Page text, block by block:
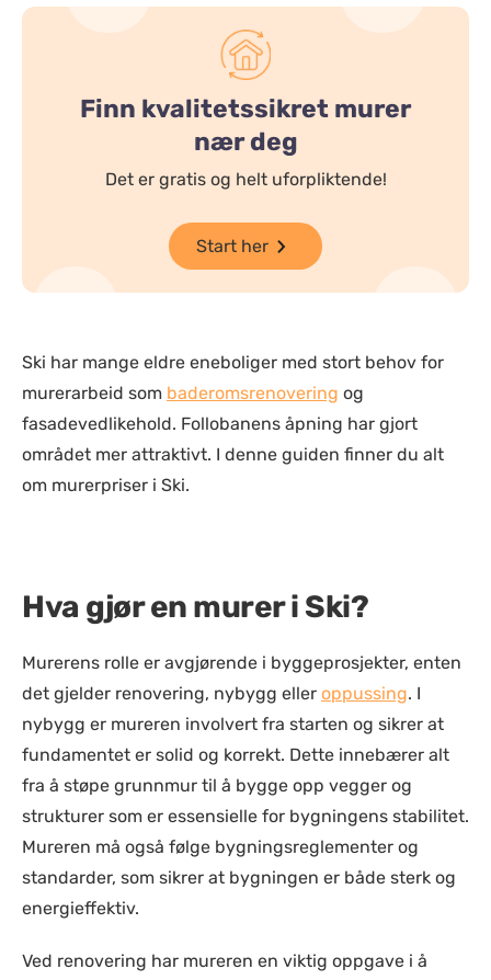
Finn kvalitetssikret murer
nær deg
Det er gratis og helt uforpliktende!
Start her
Ski har mange eldre eneboliger med stort behov for
murerarbeid som baderomsrenovering og
fasadevedlikehold. Follobanens åpning har gjort
området mer attraktivt. I denne guiden finner du alt
om murerpriser i Ski.
Hva gjør en murer i Ski?
Murerens rolle er avgjørende i byggeprosjekter, enten
det gjelder renovering, nybygg eller oppussing. I
nybygg er mureren involvert fra starten og sikrer at
fundamentet er solid og korrekt. Dette innebærer alt
fra å støpe grunnmur til å bygge opp vegger og
strukturer som er essensielle for bygningens stabilitet.
Mureren må også følge bygningsreglementer og
standarder, som sikrer at bygningen er både sterk og
energieffektiv.
Ved renovering har mureren en viktig oppgave i å